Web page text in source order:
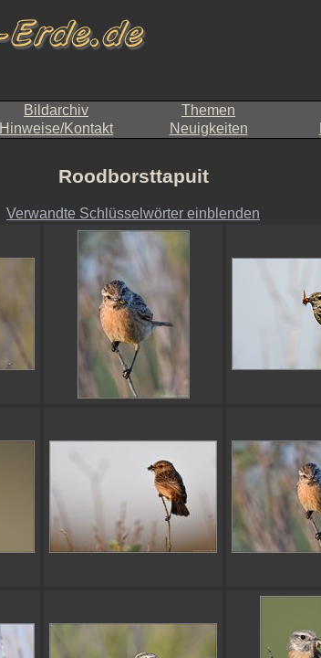
Bildarchiv Themen
Hinweise/Kontakt Neuigkeiten
Roodborsttapuit
Verwandte Schlüsselwörter einblenden